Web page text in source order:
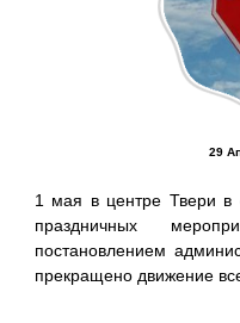
29
1 мая в центре Твери в
праздничных
постановлением
прекращено движение